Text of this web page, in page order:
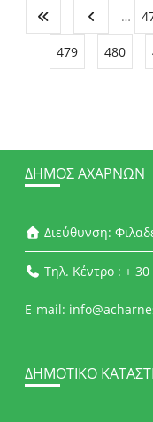
…
479 480
ΔΉΜΟΣ ΑΧΑΡΝΏΝ
Διεύθυνση:
Τηλ. Κέντρο : +
E-mail:
ΔΗΜΟΤΙΚΌ